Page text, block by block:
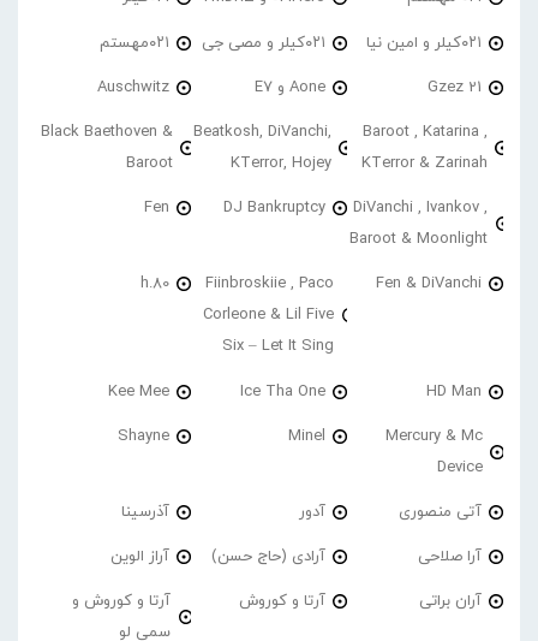
۰۲۱کیلر و امین نیا ۰۲۱کیلر و مصی جی ۰۲۱مهستم
21 Gzez Aone و E7 Auschwitz
Baroot , Katarina ,
KTerror & Zarinah
Beatkosh, DiVanchi,
KTerror, Hojey
Black Baethoven &
Baroot
DiVanchi , Ivankov ,
Baroot & Moonlight
DJ Bankruptcy
Fen
Fen & DiVanchi
Fiinbroskiie , Paco
Corleone & Lil Five
Six – Let It Sing
h.80
HD Man
Ice Tha One
Kee Mee
Mercury & Mc
Device
Minel
Shayne
آتی منصوری آدور آذرسینا
آرا صلاحی آرادی (حاج حسن) آراز الوین
آران براتی آرتا و کوروش
آرتا و کوروش و
سمی لو